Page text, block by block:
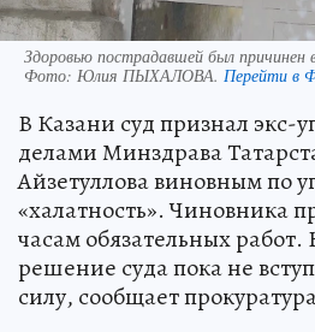
Здоровью пострадавшей был причинен
Фото: Юлия ПЫХАЛОВА. Перейти в
В Казани суд признал экс-
делами Минздрава
Айзетуллова виновным по
«халатность». Чиновника
часам обязательных
решение суда пока не
силу, сообщает